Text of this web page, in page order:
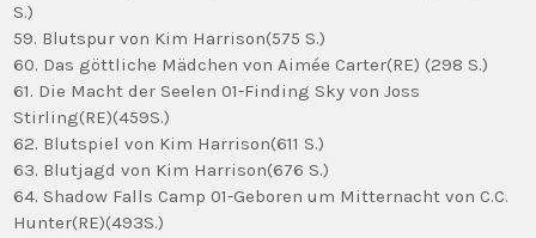
S.)
59. Blutspur von Kim Harrison(575 S.)
60. Das göttliche Mädchen von Aimée Carter(RE) (298 S.)
61. Die Macht der Seelen 01-Finding Sky von Joss
Stirling(RE)(459S.)
62. Blutspiel von Kim Harrison(611 S.)
63. Blutjagd von Kim Harrison(676 S.)
64. Shadow Falls Camp 01-Geboren um Mitternacht von C.C.
Hunter(RE)(493S.)